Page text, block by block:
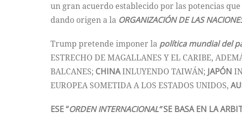
un gran acuerdo establecido por las potencias
dando origen a la ORGANIZACIÓN DE LAS
Trump pretende imponer la política mundial del
ESTRECHO DE MAGALLANES Y EL CARIBE,
BALCANES; CHINAINLUYENDO TAIWÁN; JAPÓN
EUROPEA SOMETIDA A LOS ESTADOS UNIDOS,
ESE “ORDEN INTERNACIONAL”SE BASA EN LA